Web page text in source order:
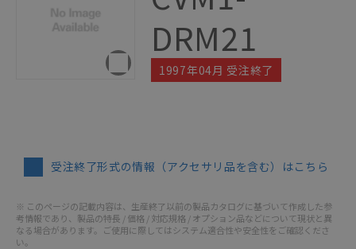
DRM21
1997年04月 受注終了
受注終了形式の情報（アクセサリ品を含む）はこちら
※ このページの記載内容は、生産終了以前の製品カタログに基づいて作成した参
考情報であり、製品の特長 / 価格 / 対応規格 / オプション品などについて現状と異
なる場合があります。ご使用に際してはシステム適合性や安全性をご確認くださ
い。